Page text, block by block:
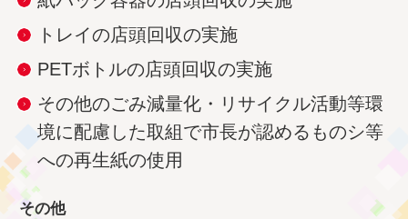
トレイの店頭回収の実施
PETボトルの店頭回収の実施
その他のごみ減量化・リサイクル活動等環
境に配慮した取組で市長が認めるものシ等
への再生紙の使用
その他